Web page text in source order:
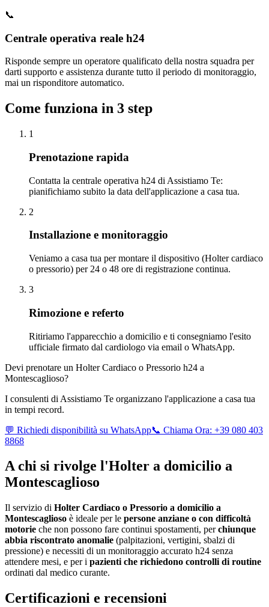
📞
Centrale operativa reale h24
Risponde sempre un operatore qualificato della nostra squadra per
darti supporto e assistenza durante tutto il periodo di monitoraggio,
mai un risponditore automatico.
Come funziona in 3 step
1
Prenotazione rapida
Contatta la centrale operativa h24 di Assistiamo Te:
pianifichiamo subito la data dell'applicazione a casa tua.
2
Installazione e monitoraggio
Veniamo a casa tua per montare il dispositivo (Holter cardiaco
o pressorio) per 24 o 48 ore di registrazione continua.
3
Rimozione e referto
Ritiriamo l'apparecchio a domicilio e ti consegniamo l'esito
ufficiale firmato dal cardiologo via email o WhatsApp.
Devi prenotare un Holter Cardiaco o Pressorio h24 a
Montescaglioso?
I consulenti di Assistiamo Te organizzano l'applicazione a casa tua
in tempi record.
💬 Richiedi disponibilità su WhatsApp📞 Chiama Ora: +39 080 403
8868
A chi si rivolge l'Holter a domicilio a
Montescaglioso
Il servizio di Holter Cardiaco o Pressorio a domicilio a
Montescaglioso è ideale per le persone anziane o con difficoltà
motorie che non possono fare continui spostamenti, perchiunque
abbia riscontrato anomalie (palpitazioni, vertigini, sbalzi di
pressione) e necessiti di un monitoraggio accurato h24 senza
attendere mesi, e per i pazienti che richiedono controlli di routine
ordinati dal medico curante.
Certificazioni e recensioni